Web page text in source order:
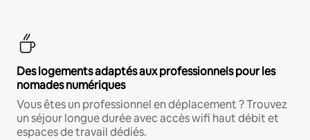
Des logements adaptés aux professionnels pour les
nomades numériques
Vous êtes un professionnel en déplacement ? Trouvez
un séjour longue durée avec accès wifi haut débit et
espaces de travail dédiés.